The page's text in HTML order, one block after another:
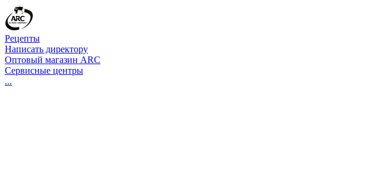
Рецепты
Написать директору
Оптовый магазин ARC
Сервисные центры
...